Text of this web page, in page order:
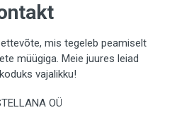
mis tegeleb peamiselt
müügiga. Meie juures leiad
vajalikku!
OÜ